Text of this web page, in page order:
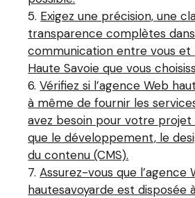
Exigez une précision, une
transparence complètes
communication entre vous et
Haute Savoie que vous
Vérifiez si l’agence Web
à même de fournir les
avez besoin pour votre projet
que le développement, le
du contenu (CMS).
Assurez-vous que l’agence
hautesavoyarde est disposée